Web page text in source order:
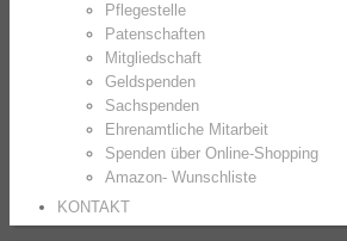
Pflegestelle
Patenschaften
Mitgliedschaft
Geldspenden
Sachspenden
Ehrenamtliche Mitarbeit
Spenden über Online-Shopping
Amazon- Wunschliste
KONTAKT